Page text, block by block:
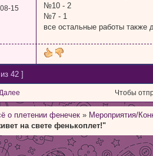
15
№10 - 2
№7 - 1
все остальные работы также
42 ]
Чтобы
о плетении фенечек » Мероприятия/
на свете фенькоплет!"